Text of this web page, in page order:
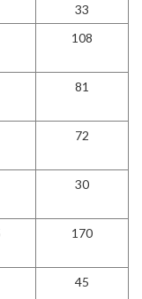
33
108
81
72
30
170
45